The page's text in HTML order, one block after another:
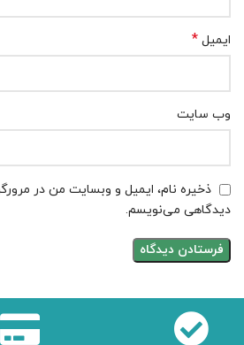
ایمیل *
وب‌ سایت
ذخیره نام، ایمیل و وبسایت من در
دیدگاهی می‌نویسم.